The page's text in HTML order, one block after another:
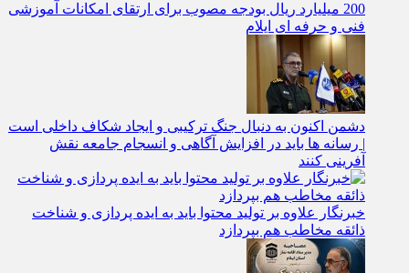
200 میلیارد ریال بودجه مصوب برای ارتقای امکانات آموزشی
فنی‌ و حرفه‌ ای ایلام
دشمن اکنون به دنبال جنگ ترکیبی و ایجاد شکاف داخلی است
| رسانه‌ ها باید در افزایش آگاهی و انسجام جامعه نقش‌
آفرینی کنند
خبرنگار علاوه بر تولید محتوا باید به ایده‌ پردازی و شناخت
ذائقه مخاطب هم بپردازد